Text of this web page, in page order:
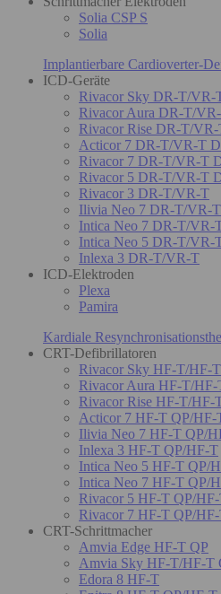
Solia CSP S
Solia
Implantierbare Cardioverter-
ICD-Geräte
Rivacor Sky DR-T/
Rivacor Aura DR-T/
Rivacor Rise DR-T/
Acticor 7 DR-T/VR-T
Rivacor 7 DR-T/VR-T
Rivacor 5 DR-T/VR-T
Rivacor 3 DR-T/VR-T
Ilivia Neo 7 DR-T/VR-
Intica Neo 7 DR-T/
Intica Neo 5 DR-T/
Inlexa 3 DR-T/VR-T
ICD-Elektroden
Plexa
Pamira
Kardiale
CRT-Defibrillatoren
Rivacor Sky HF-T/HF-
Rivacor Aura HF-T/HF-
Rivacor Rise HF-T/HF-
Acticor 7 HF-T QP/HF-
Ilivia Neo 7 HF-T QP/
Inlexa 3 HF-T QP/HF-T
Intica Neo 5 HF-T QP/
Intica Neo 7 HF-T QP/
Rivacor 5 HF-T QP/
Rivacor 7 HF-T QP/
CRT-Schrittmacher
Amvia Edge HF-T QP
Amvia Sky HF-T/HF-T
Edora 8 HF-T